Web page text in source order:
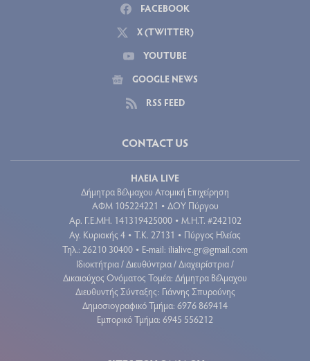
FACEBOOK
X (TWITTER)
YOUTUBE
GOOGLE NEWS
RSS FEED
CONTACT US
ΗΛΕΙΑ LIVE
Δήμητρα Βέλμαχου Ατομική Επιχείρηση
ΑΦΜ 105224221 • ΔΟΥ Πύργου
Aρ. Γ.Ε.ΜΗ. 141319425000 • Μ.Η.Τ. #242102
Αγ. Κυριακής 4 • Τ.Κ. 27131 • Πύργος Ηλείας
Τηλ.: 26210 30400 • E-mail: ilialive.gr@gmail.com
Ιδιοκτήτρια / Διευθύντρια / Διαχειρίστρια /
Δικαιούχος Ονόματος Τομέα: Δήμητρα Βέλμαχου
Διευθυντής Σύνταξης: Γιάννης Σπυρούνης
Δημοσιογραφικό Τμήμα: 6976 869414
Εμπορικό Τμήμα: 6945 556212